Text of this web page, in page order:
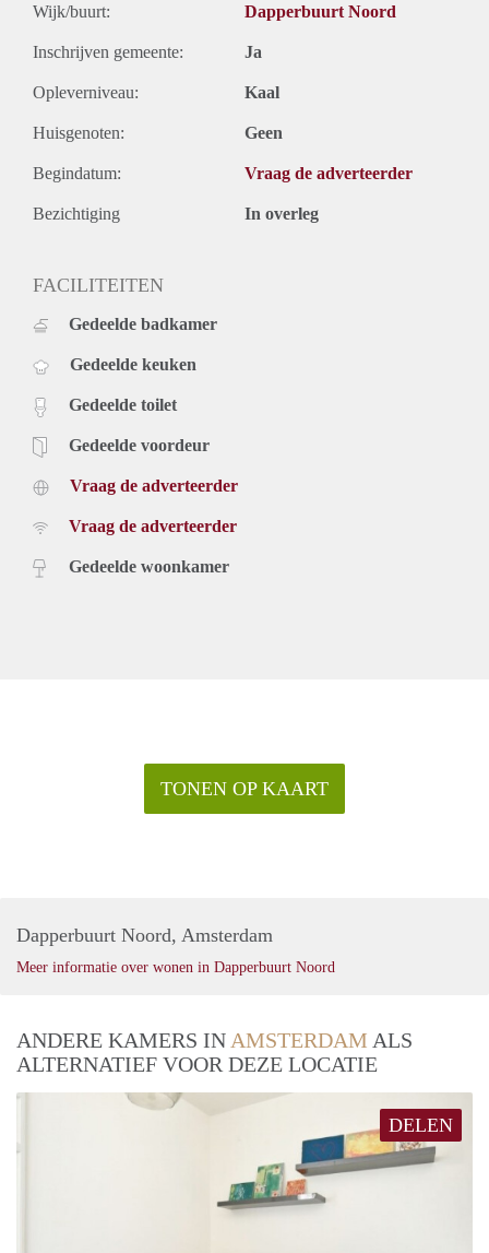
Wijk/buurt: Dapperbuurt Noord
Inschrijven gemeente: Ja
Opleverniveau: Kaal
Huisgenoten: Geen
Begindatum: Vraag de adverteerder
Bezichtiging In overleg
FACILITEITEN
Gedeelde badkamer
Gedeelde keuken
Gedeelde toilet
Gedeelde voordeur
Vraag de adverteerder
Vraag de adverteerder
Gedeelde woonkamer
TONEN OP KAART
Dapperbuurt Noord, Amsterdam
Meer informatie over wonen in Dapperbuurt Noord
ANDERE KAMERS INAMSTERDAM ALS
ALTERNATIEF VOOR DEZE LOCATIE
DELEN